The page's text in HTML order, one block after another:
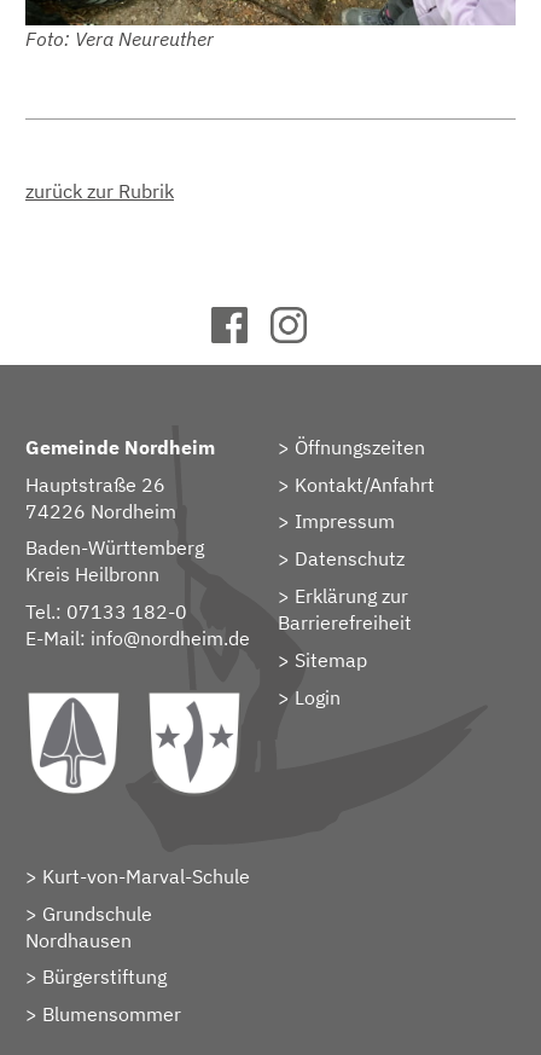
Foto: Vera Neureuther
zurück zur Rubrik
Gemeinde Nordheim
Hauptstraße 26
74226 Nordheim
Baden-Württemberg
Kreis Heilbronn
Tel.: 07133 182-0
E-Mail: info@nordheim.de
Öffnungszeiten
Kontakt/Anfahrt
Impressum
Datenschutz
Erklärung zur
Barrierefreiheit
Sitemap
> Login
Kurt-von-Marval-Schule
Grundschule
Nordhausen
Bürgerstiftung
Blumensommer